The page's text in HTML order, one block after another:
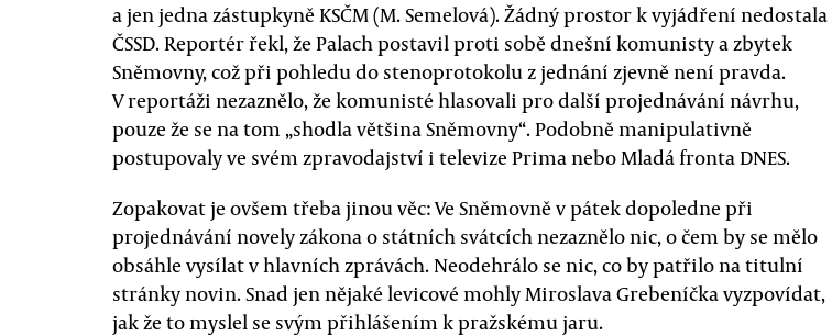
a jen jedna zástupkyně KSČM (M. Semelová). Žádný prostor k vyjádření nedostala
ČSSD. Reportér řekl, že Palach postavil proti sobě dnešní komunisty a zbytek
Sněmovny, což při pohledu do stenoprotokolu z jednání zjevně není pravda.
V reportáži nezaznělo, že komunisté hlasovali pro další projednávání návrhu,
pouze že se na tom „shodla většina Sněmovny“. Podobně manipulativně
postupovaly ve svém zpravodajství i televize Prima nebo Mladá fronta DNES.
Zopakovat je ovšem třeba jinou věc: Ve Sněmovně v pátek dopoledne při
projednávání novely zákona o státních svátcích nezaznělo nic, o čem by se mělo
obsáhle vysílat v hlavních zprávách. Neodehrálo se nic, co by patřilo na titulní
stránky novin. Snad jen nějaké levicové mohly Miroslava Grebeníčka vyzpovídat,
jak že to myslel se svým přihlášením k pražskému jaru.